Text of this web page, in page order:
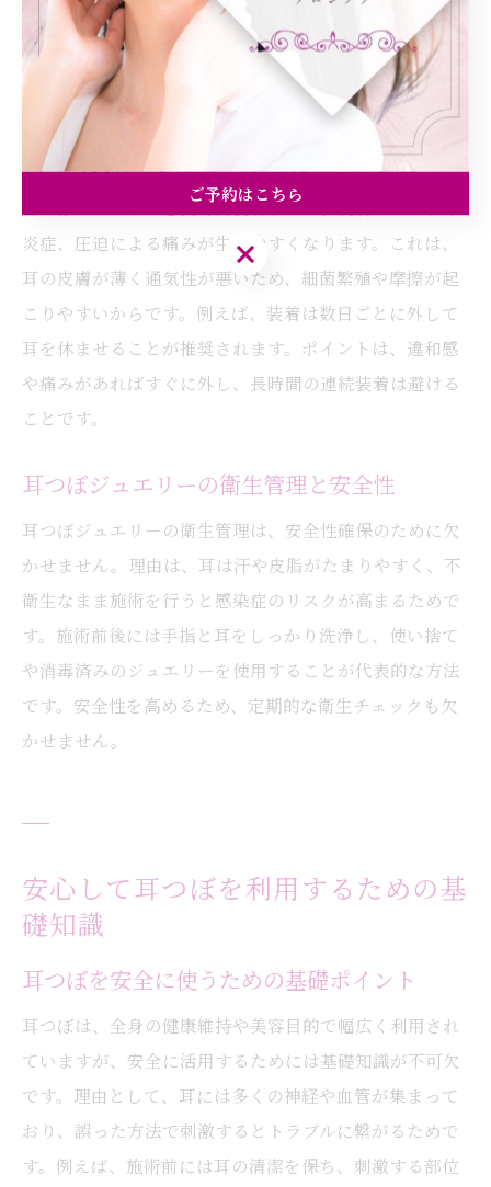
術前に耳の一部で反応を確認します。ポイントは、異常
が出た場合すぐに使用を中止し、専門家に相談すること
です。
長時間装着による耳つぼの肌リスク解説
耳つぼジュエリーを長時間装着すると、皮膚のかぶれや
炎症、圧迫による痛みが生じやすくなります。これは、
耳の皮膚が薄く通気性が悪いため、細菌繁殖や摩擦が起
こりやすいからです。例えば、装着は数日ごとに外して
耳を休ませることが推奨されます。ポイントは、違和感
や痛みがあればすぐに外し、長時間の連続装着は避ける
ことです。
耳つぼジュエリーの衛生管理と安全性
耳つぼジュエリーの衛生管理は、安全性確保のために欠
かせません。理由は、耳は汗や皮脂がたまりやすく、不
衛生なまま施術を行うと感染症のリスクが高まるためで
す。施術前後には手指と耳をしっかり洗浄し、使い捨て
や消毒済みのジュエリーを使用することが代表的な方法
です。安全性を高めるため、定期的な衛生チェックも欠
かせません。
安心して耳つぼを利用するための基
礎知識
耳つぼを安全に使うための基礎ポイント
耳つぼは、全身の健康維持や美容目的で幅広く利用され
ていますが、安全に活用するためには基礎知識が不可欠
です。理由として、耳には多くの神経や血管が集まって
おり、誤った方法で刺激するとトラブルに繋がるためで
す。例えば、施術前には耳の清潔を保ち、刺激する部位
ご予約はこちら
ご予約はこちら